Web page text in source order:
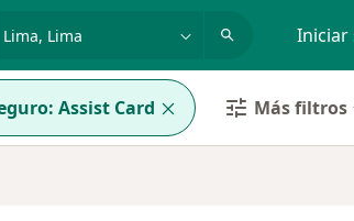
nombre Iniciar
Assist Card Más filtros